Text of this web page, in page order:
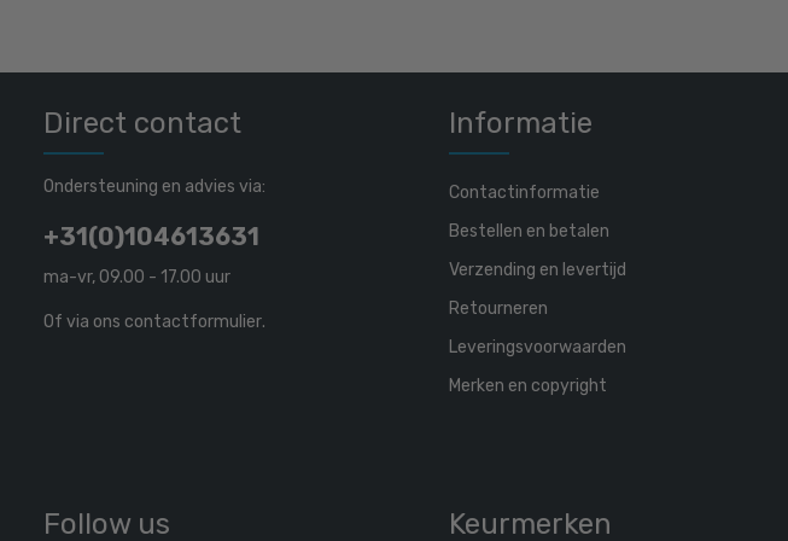
Follow us Keurmerken
Direct contact
Ondersteuning en advies via:
+31(0)104613631
ma-vr, 09.00 - 17.00 uur
Of via ons contactformulier.
Informatie
Contactinformatie
Bestellen en betalen
Verzending en levertijd
Retourneren
Leveringsvoorwaarden
Merken en copyright